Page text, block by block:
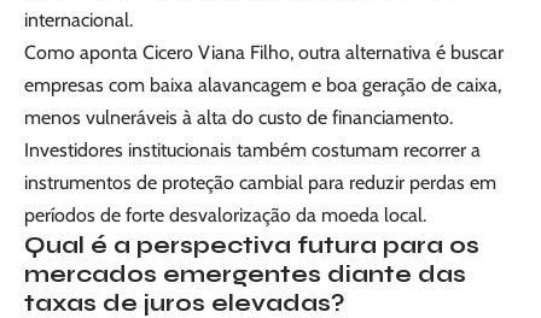
internacional.
Como aponta Cicero Viana Filho, outra alternativa é buscar
empresas com baixa alavancagem e boa geração de caixa,
menos vulneráveis à alta do custo de financiamento.
Investidores institucionais também costumam recorrer a
instrumentos de proteção cambial para reduzir perdas em
períodos de forte desvalorização da moeda local.
Qual é a perspectiva futura para os
mercados emergentes diante das
taxas de juros elevadas?